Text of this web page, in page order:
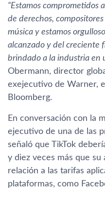
“Estamos comprometidos
de derechos,
música y estamos
alcanzado y del creciente
brindado a la industria en
Obermann, director
exejecutivo de Warner,
Bloomberg.
En conversación con la
ejecutivo de una de las
señaló que TikTok
y diez veces más que
relación a las tarifas
plataformas, como